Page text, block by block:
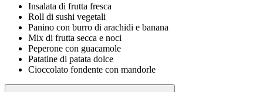
Insalata di frutta fresca
Roll di sushi vegetali
Panino con burro di arachidi e banana
Mix di frutta secca e noci
Peperone con guacamole
Patatine di patata dolce
Cioccolato fondente con mandorle